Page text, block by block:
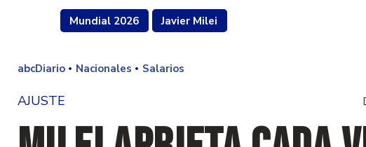
Mundial 2026 Javier Milei
abcDiario Nacionales Salarios
AJUSTE